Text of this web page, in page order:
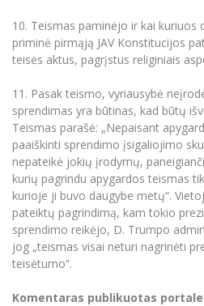
10. Teismas paminėjo ir kai kuriuos
priminė pirmąją JAV Konstitucijos
teisės aktus, pagrįstus religiniais
11. Pasak teismo, vyriausybė
sprendimas yra būtinas, kad būtų
Teismas parašė: „Nepaisant
paaiškinti sprendimo įsigaliojimo
nepateikė jokių įrodymų,
kurių pagrindu apygardos teismas
kurioje ji buvo daugybe metų“.
pateiktų pagrindimą, kam tokio
sprendimo reikėjo, D. Trumpo
jog „teismas visai neturi nagrinėti
teisėtumo“.
Komentaras publikuotas